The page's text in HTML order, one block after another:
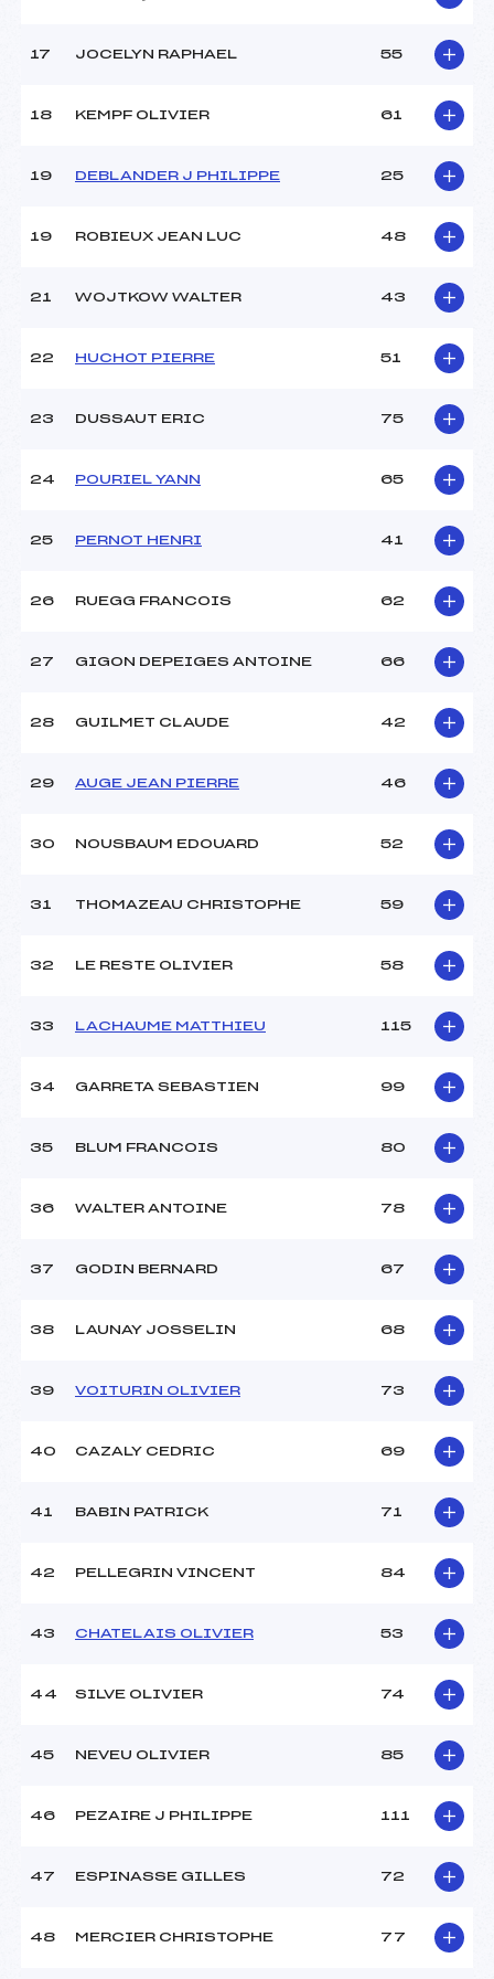
79.8700
Catégorie :
Cad->Mas
17 JOCELYN RAPHAEL 55
18 KEMPF OLIVIER 61
19 DEBLANDER J PHILIPPE 25
19 ROBIEUX JEAN LUC 48
21 WOJTKOW WALTER 43
22 HUCHOT PIERRE 51
23 DUSSAUT ERIC 75
24 POURIEL YANN 65
25 PERNOT HENRI 41
26 RUEGG FRANCOIS 62
27 GIGON DEPEIGES ANTOINE 66
28 GUILMET CLAUDE 42
29 AUGE JEAN PIERRE 46
30 NOUSBAUM EDOUARD 52
31 THOMAZEAU CHRISTOPHE 59
32 LE RESTE OLIVIER 58
33 LACHAUME MATTHIEU 115
34 GARRETA SEBASTIEN 99
35 BLUM FRANCOIS 80
36 WALTER ANTOINE 78
37 GODIN BERNARD 67
38 LAUNAY JOSSELIN 68
39 VOITURIN OLIVIER 73
40 CAZALY CEDRIC 69
41 BABIN PATRICK 71
42 PELLEGRIN VINCENT 84
43 CHATELAIS OLIVIER 53
44 SILVE OLIVIER 74
45 NEVEU OLIVIER 85
46 PEZAIRE J PHILIPPE 111
47 ESPINASSE GILLES 72
48 MERCIER CHRISTOPHE 77